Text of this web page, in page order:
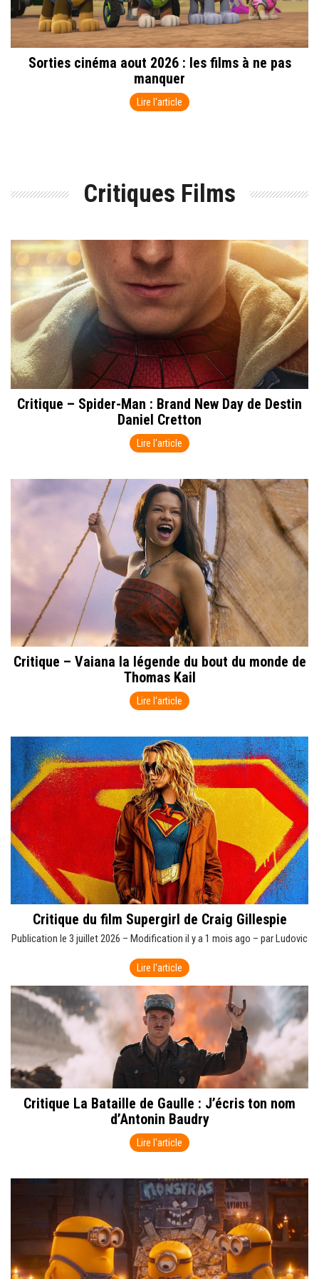
Sorties cinéma aout 2026 : les films à ne pas
manquer
Lire l'article
Critiques Films
Critique – Spider-Man : Brand New Day de Destin
Daniel Cretton
Lire l'article
Critique – Vaiana la légende du bout du monde de
Thomas Kail
Lire l'article
Critique du film Supergirl de Craig Gillespie
Publication le 3 juillet 2026 – Modification il y a 1 mois ago – par Ludovic
curiosité, notamment grâce à la présence de Milly Alcock, qui apporte
une vraie fraîcheur au personnage. Au final, le film n’est ni un bon ni un
mauvais film de super-héros, mais il laisse surtout une impression
d’occasion manquée. Le principal défaut vient d’un scénario qui donne
une forte impression de déjà-vu. Dès les premières minutes, on devine
assez facilement ce qui va se passer jusqu’au dénouement, ce qui
enlève une bonne partie du suspense et de l’émotion. Le récit met
également beaucoup de temps à se mettre en place, avec une première
partie qui peine à trouver son rythme avant d’accélérer un peu trop tard.
Visuellement, le constat est également mitigé. Les effets spéciaux sont
très décevants pour une production de cette ampleur. Certaines scènes
d’action manquent clairement d’impact et de finition, ce qui nuit à
moments forts du film. La présence de Jason Momoa laisse aussi
perplexe. On se demande vraiment pourquoi son personnage est là tant
son rôle semble peu utile à l’intrigue. Pourtant, il faut reconnaître qu’il
possède un vrai charisme et qu’il passe très bien à l’écran à chacune de
ses apparitions. Le film tente également d’intégrer quelques petites
touches d’humour dans l’esprit des productions Marvel, mais ces
Lire l'article
Critique La Bataille de Gaulle : J’écris ton nom
d’Antonin Baudry
Lire l'article